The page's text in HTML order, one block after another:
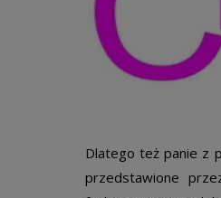
Dlatego też panie z
przedstawione